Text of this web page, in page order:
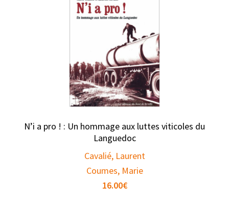
N’i a pro ! : Un hommage aux luttes viticoles du
Languedoc
Cavalié, Laurent
Coumes, Marie
16.00€